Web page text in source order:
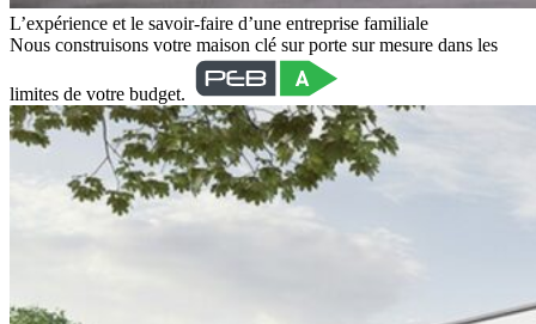
L’expérience et le savoir-faire d’une entreprise familiale
Nous construisons votre maison clé sur porte sur mesure dans les
limites de votre budget.